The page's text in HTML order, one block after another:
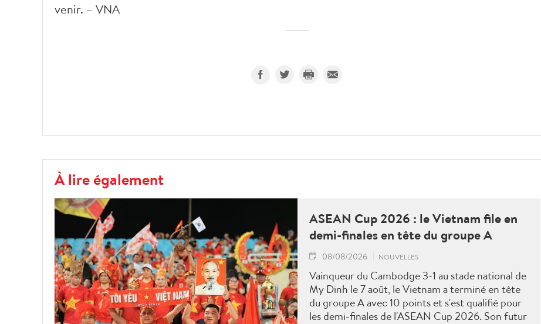
venir. – VNA
À lire également
ASEAN Cup 2026 : le Vietnam file en
demi-finales en tête du groupe A
08/08/2026 NOUVELLES
Vainqueur du Cambodge 3-1 au stade national de
My Dinh le 7 août, le Vietnam a terminé en tête
du groupe A avec 10 points et s'est qualifié pour
les demi-finales de l'ASEAN Cup 2026. Son futur